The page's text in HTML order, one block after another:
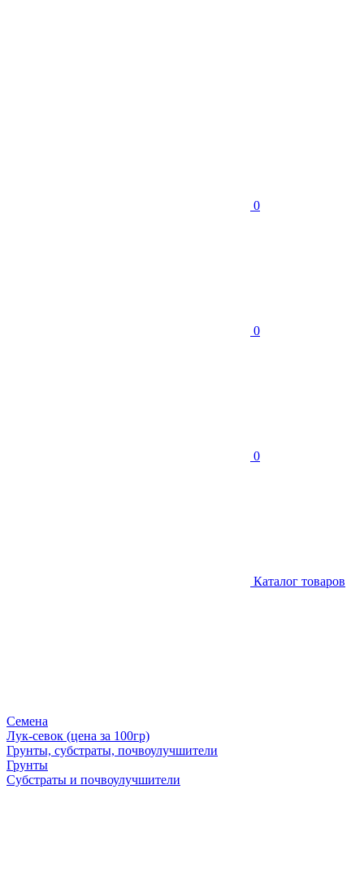
0
0
0
Каталог товаров
Семена
Лук-севок (цена за 100гр)
Грунты, субстраты, почвоулучшители
Грунты
Субстраты и почвоулучшители